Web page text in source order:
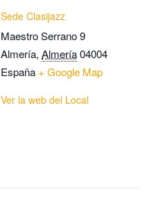
Sede Clasijazz
Maestro Serrano 9
Almería, Almería04004
España + Google Map
Ver la web del Local